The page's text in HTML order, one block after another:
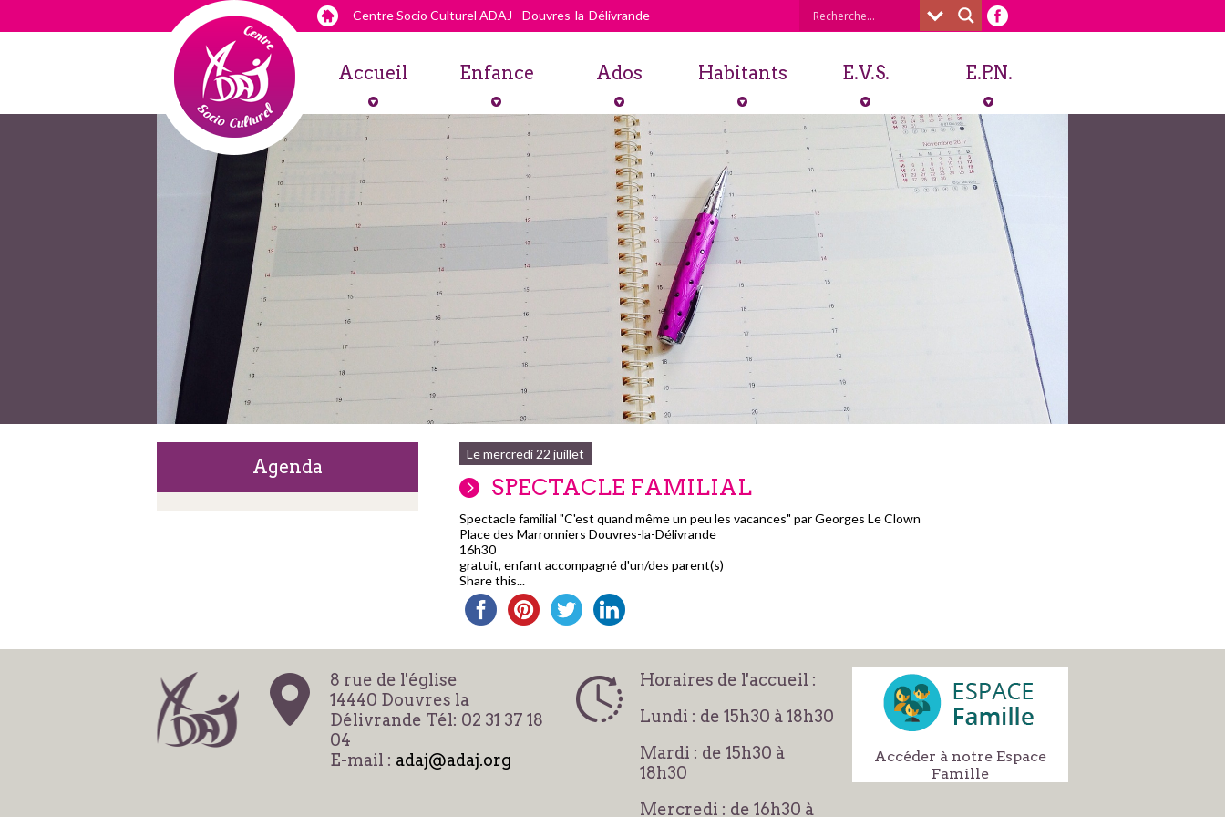
Centre Socio Culturel ADAJ - Douvres-la-Délivrande
Accueil Enfance Ados Habitants E.V.S. E.P.N.
Agenda
Le mercredi 22 juillet
SPECTACLE FAMILIAL
Spectacle familial "C'est quand même un peu les vacances" par Georges Le Clown
Place des Marronniers Douvres-la-Délivrande
16h30
gratuit, enfant accompagné d'un/des parent(s)
Share this...
8 rue de l'église
14440 Douvres la
Délivrande Tél: 02 31 37 18
04
E-mail : adaj@adaj.org
Horaires de l'accueil :
Lundi : de 15h30 à 18h30
Mardi : de 15h30 à
18h30
Mercredi : de 16h30 à
Accéder à notre Espace
Famille